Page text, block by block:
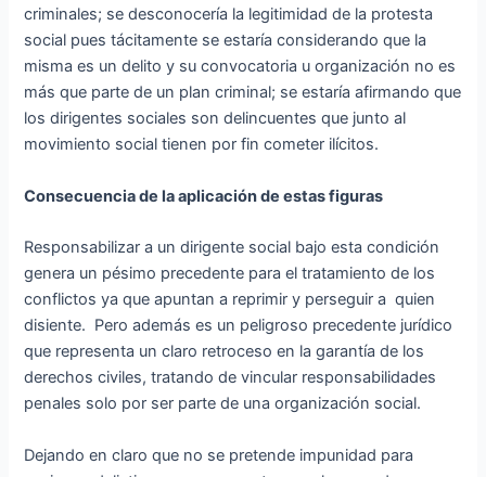
criminales; se desconocería la legitimidad de la protesta
social pues tácitamente se estaría considerando que la
misma es un delito y su convocatoria u organización no es
más que parte de un plan criminal; se estaría afirmando que
los dirigentes sociales son delincuentes que junto al
movimiento social tienen por fin cometer ilícitos.
Consecuencia de la aplicación de estas figuras
Responsabilizar a un dirigente social bajo esta condición
genera un pésimo precedente para el tratamiento de los
conflictos ya que apuntan a reprimir y perseguir a quien
disiente. Pero además es un peligroso precedente jurídico
que representa un claro retroceso en la garantía de los
derechos civiles, tratando de vincular responsabilidades
penales solo por ser parte de una organización social.
Dejando en claro que no se pretende impunidad para